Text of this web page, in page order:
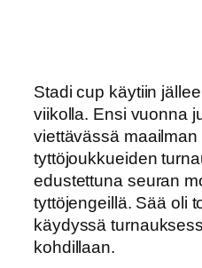
Stadi cup käytiin
viikolla. Ensi vuonna
viettävässä
tyttöjoukkueiden
edustettuna seuran
tyttöjengeillä. Sää oli
käydyssä
kohdillaan.